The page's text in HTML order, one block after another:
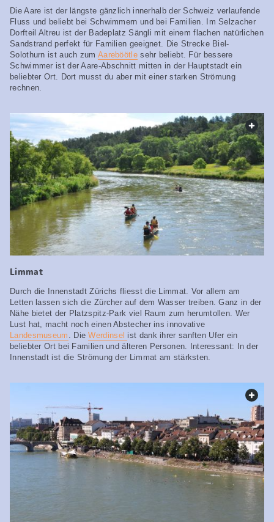
Die Aare ist der längste gänzlich innerhalb der Schweiz verlaufende
Fluss und beliebt bei Schwimmern und bei Familien. Im Selzacher
Dorfteil Altreu ist der Badeplatz Sängli mit einem flachen natürlichen
Sandstrand perfekt für Familien geeignet. Die Strecke Biel-
Solothurn ist auch zum Aareböötlesehr beliebt. Für bessere
Schwimmer ist der Aare-Abschnitt mitten in der Hauptstadt ein
beliebter Ort. Dort musst du aber mit einer starken Strömung
rechnen.
Limmat
Durch die Innenstadt Zürichs fliesst die Limmat. Vor allem am
Letten lassen sich die Zürcher auf dem Wasser treiben. Ganz in der
Nähe bietet der Platzspitz-Park viel Raum zum herumtollen. Wer
Lust hat, macht noch einen Abstecher ins innovative
Landesmuseum
. DieWerdinsel ist dank ihrer sanften Ufer ein
beliebter Ort bei Familien und älteren Personen. Interessant: In der
Innenstadt ist die Strömung der Limmat am stärksten.